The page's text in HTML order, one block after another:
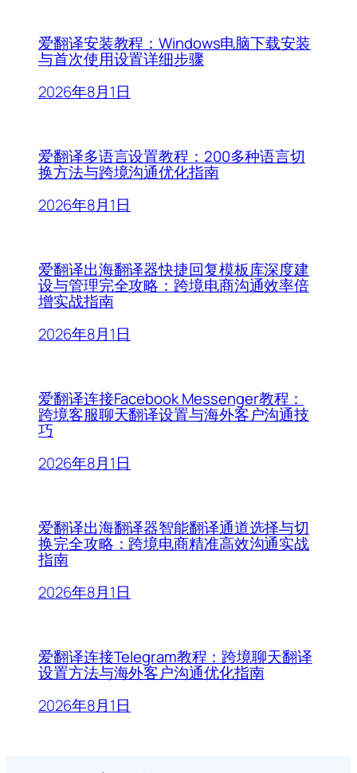
爱翻译安装教程：Windows电脑下载安装
与首次使用设置详细步骤
2026年8月1日
爱翻译多语言设置教程：200多种语言切
换方法与跨境沟通优化指南
2026年8月1日
爱翻译出海翻译器快捷回复模板库深度建
设与管理完全攻略：跨境电商沟通效率倍
增实战指南
2026年8月1日
爱翻译连接Facebook Messenger教程：
跨境客服聊天翻译设置与海外客户沟通技
巧
2026年8月1日
爱翻译出海翻译器智能翻译通道选择与切
换完全攻略：跨境电商精准高效沟通实战
指南
2026年8月1日
爱翻译连接Telegram教程：跨境聊天翻译
设置方法与海外客户沟通优化指南
2026年8月1日